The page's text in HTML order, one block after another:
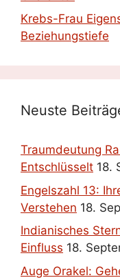
Krebs-Frau
Beziehungstiefe
Neuste
Traumdeutung
Entschlüsselt 18.
Engelszahl 13:
Verstehen 18.
Indianisches
Einfluss 18.
Auge Orakel: